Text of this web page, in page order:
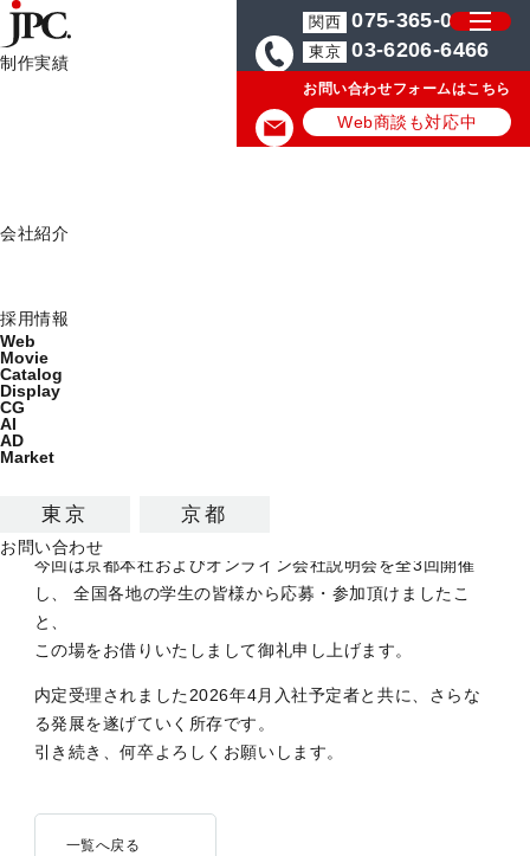
制作実績
会社紹介
採用情報
Web
Movie
Catalog
Display
CG
AI
AD
Market
東京 京都
お問い合わせ
関西 075-365-0571
東京 03-6206-6466
お問い合わせフォームはこちら
Web商談も対応中
2026年度 新卒採用終了のお知らせ
終了いたしました。
します。
今回は京都本社およびオンライン会社説明会を全3回開催
し、 全国各地の学生の皆様から応募・参加頂けましたこ
と、
この場をお借りいたしまして御礼申し上げます。
内定受理されました2026年4月入社予定者と共に、さらな
る発展を遂げていく所存です。
引き続き、何卒よろしくお願いします。
一覧へ戻る